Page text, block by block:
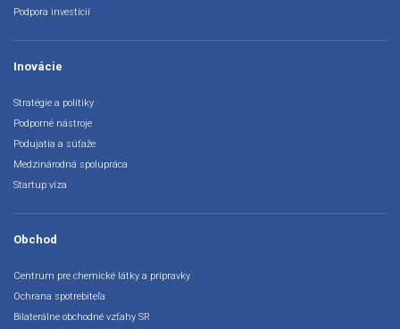
Podpora investícií
Inovácie
Stratégie a politiky
Podporné nástroje
Podujatia a súťaže
Medzinárodná spolupráca
Startup víza
Obchod
Centrum pre chemické látky a prípravky
Ochrana spotrebiteľa
Bilaterálne obchodné vzťahy SR